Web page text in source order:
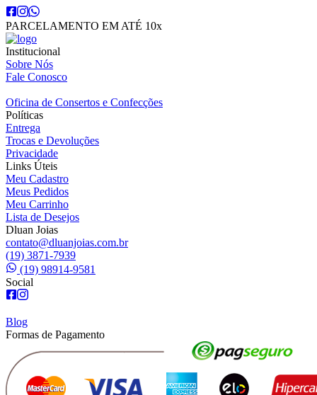
PARCELAMENTO EM ATÉ 10x
Institucional
Sobre Nós
Fale Conosco
Oficina de Consertos e Confecções
Políticas
Entrega
Trocas e Devoluções
Privacidade
Links Úteis
Meu Cadastro
Meus Pedidos
Meu Carrinho
Lista de Desejos
Dluan Joias
contato@dluanjoias.com.br
(19) 3871-7939
(19) 98914-9581
Social
Blog
Formas de Pagamento